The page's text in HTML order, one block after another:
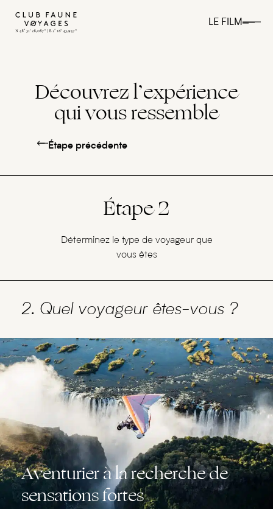
LE FILM
Découvrez l’expérience
qui vous ressemble
Étape précédente
Étape 2
Déterminez le type de voyageur que
vous êtes
2. Quel voyageur êtes-vous ?
Aventurier à la recherche de
sensations fortes